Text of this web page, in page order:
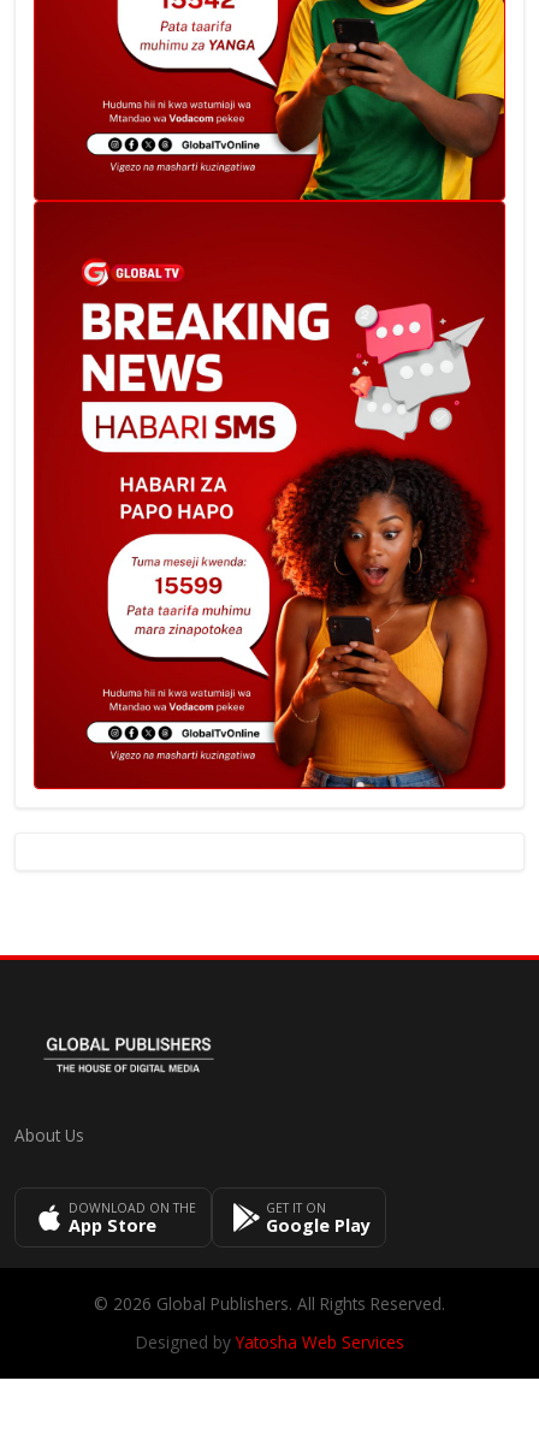
About Us
DOWNLOAD ON THE
App Store
GET IT ON
Google Play
© 2026 Global Publishers. All Rights Reserved.
Designed byYatosha Web Services